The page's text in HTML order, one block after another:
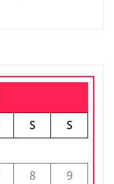
S
S
8
9